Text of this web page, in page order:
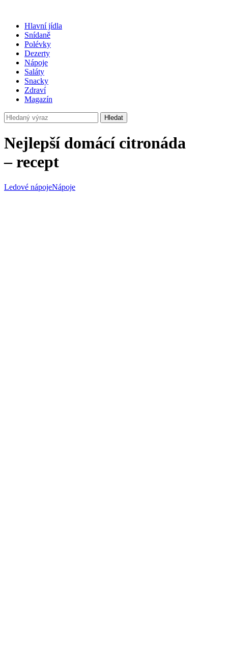
Hlavní jídla
Snídaně
Polévky
Dezerty
Nápoje
Saláty
Snacky
Zdraví
Magazín
Hledat
Nejlepší domácí citronáda
–⁠ recept
Ledové nápojeNápoje